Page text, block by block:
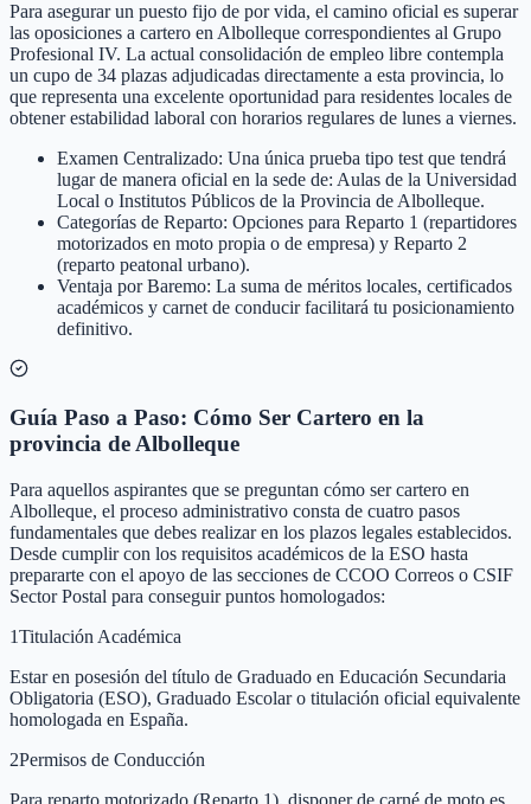
Para asegurar un puesto fijo de por vida, el camino oficial es superar
las oposiciones a cartero en Albolleque correspondientes al Grupo
Profesional IV. La actual consolidación de empleo libre contempla
un cupo de 34 plazas adjudicadas directamente a esta provincia, lo
que representa una excelente oportunidad para residentes locales de
obtener estabilidad laboral con horarios regulares de lunes a viernes.
Examen Centralizado: Una única prueba tipo test que tendrá
lugar de manera oficial en la sede de: Aulas de la Universidad
Local o Institutos Públicos de la Provincia de Albolleque.
Categorías de Reparto: Opciones para Reparto 1 (repartidores
motorizados en moto propia o de empresa) y Reparto 2
(reparto peatonal urbano).
Ventaja por Baremo: La suma de méritos locales, certificados
académicos y carnet de conducir facilitará tu posicionamiento
definitivo.
Guía Paso a Paso: Cómo Ser Cartero en la
provincia de Albolleque
Para aquellos aspirantes que se preguntan cómo ser cartero en
Albolleque, el proceso administrativo consta de cuatro pasos
fundamentales que debes realizar en los plazos legales establecidos.
Desde cumplir con los requisitos académicos de la ESO hasta
prepararte con el apoyo de las secciones de CCOO Correos o CSIF
Sector Postal para conseguir puntos homologados:
1Titulación Académica
Estar en posesión del título de Graduado en Educación Secundaria
Obligatoria (ESO), Graduado Escolar o titulación oficial equivalente
homologada en España.
2Permisos de Conducción
Para reparto motorizado (Reparto 1), disponer de carné de moto es